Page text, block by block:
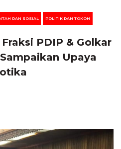
DAN SOSIAL POLITIK DAN TOKOH
PDIP & Golkar
Upaya